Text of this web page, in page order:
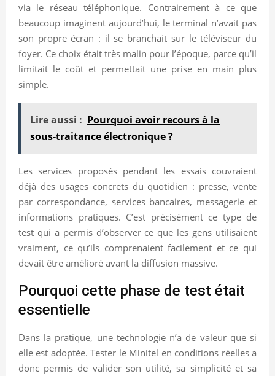
via le réseau téléphonique. Contrairement à ce que
beaucoup imaginent aujourd’hui, le terminal n’avait pas
son propre écran : il se branchait sur le téléviseur du
foyer. Ce choix était très malin pour l’époque, parce qu’il
limitait le coût et permettait une prise en main plus
simple.
Lire aussi : Pourquoi avoir recours à la
sous-traitance électronique ?
Les services proposés pendant les essais couvraient
déjà des usages concrets du quotidien : presse, vente
par correspondance, services bancaires, messagerie et
informations pratiques. C’est précisément ce type de
test qui a permis d’observer ce que les gens utilisaient
vraiment, ce qu’ils comprenaient facilement et ce qui
devait être amélioré avant la diffusion massive.
Pourquoi cette phase de test était
essentielle
Dans la pratique, une technologie n’a de valeur que si
elle est adoptée. Tester le Minitel en conditions réelles a
donc permis de valider son utilité, sa simplicité et sa